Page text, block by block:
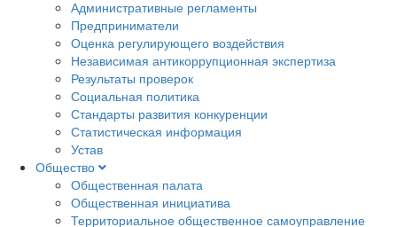
Административные регламенты
Предприниматели
Оценка регулирующего воздействия
Независимая антикоррупционная экспертиза
Результаты проверок
Социальная политика
Стандарты развития конкуренции
Статистическая информация
Устав
Общество
Общественная палата
Общественная инициатива
Территориальное общественное самоуправление